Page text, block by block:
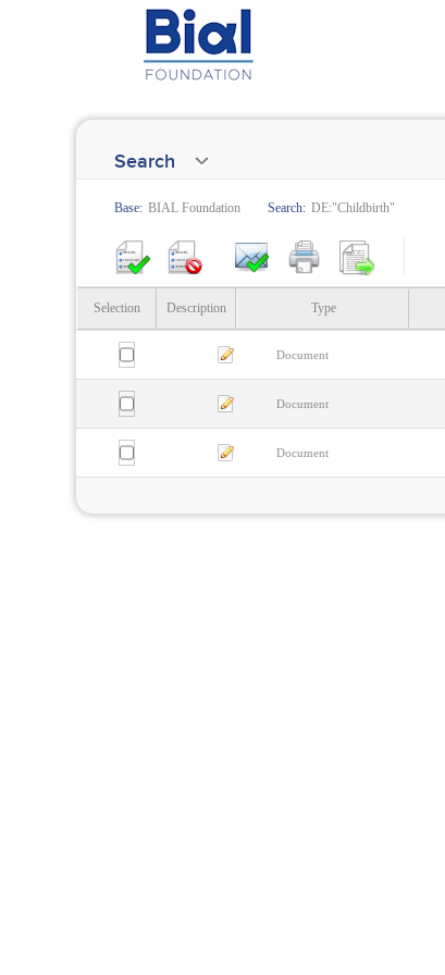
Search
Base: BIAL Foundation Search: DE:"Childbirth"
Selection Description Type
Document
Document
Document